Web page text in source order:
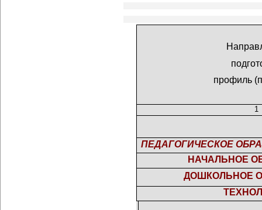
профиль
1
ПЕДАГОГИЧЕСКОЕ
НАЧАЛЬНОЕ
ДОШКОЛЬНОЕ